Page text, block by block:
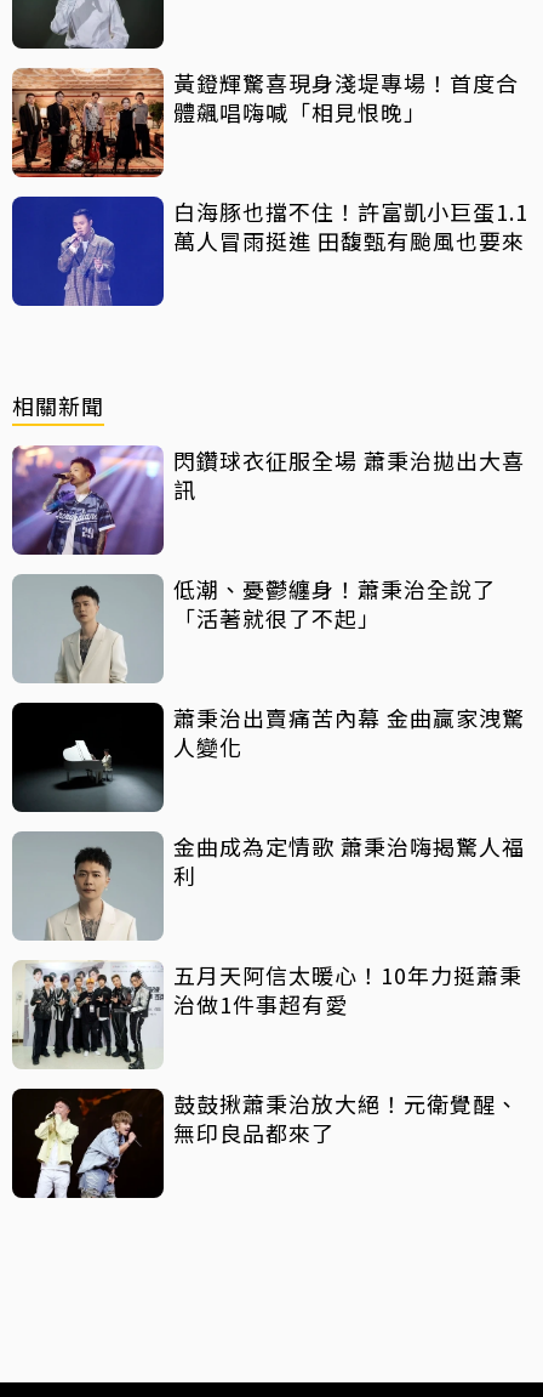
黃鐙輝驚喜現身淺堤專場！首度合
體飆唱嗨喊「相見恨晚」
白海豚也擋不住！許富凱小巨蛋1.1
萬人冒雨挺進 田馥甄有颱風也要來
相關新聞
閃鑽球衣征服全場 蕭秉治拋出大喜
訊
低潮、憂鬱纏身！蕭秉治全說了
「活著就很了不起」
蕭秉治出賣痛苦內幕 金曲贏家洩驚
人變化
金曲成為定情歌 蕭秉治嗨揭驚人福
利
五月天阿信太暖心！10年力挺蕭秉
治做1件事超有愛
鼓鼓揪蕭秉治放大絕！元衛覺醒、
無印良品都來了